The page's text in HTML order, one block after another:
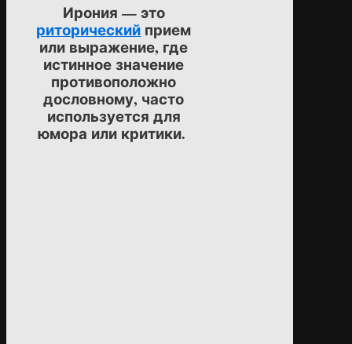
Ирония — это
риторический прием
или выражение, где
истинное значение
противоположно
дословному, часто
используется для
юмора или критики.